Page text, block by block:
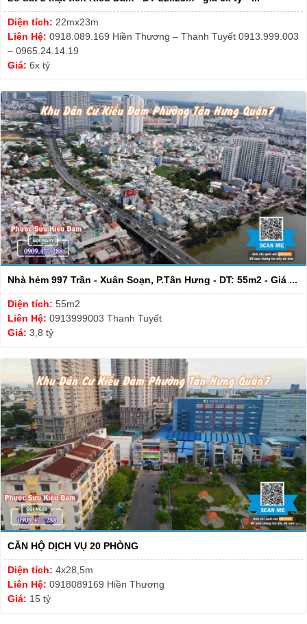
Diện tích: 22mx23m
Liên Hệ: 0918.089.169 Hiền Thương – Thanh Tuyết 0913.999.003
– 0965.24.14.19
Giá: 6x tỷ
Nhà hẻm 997 Trần - Xuân Soạn, P.Tân Hưng - DT: 55m2 - Giá ...
Diện tích: 55m2
Liên Hệ: 0913999003 Thanh Tuyết
Giá: 3,8 tỷ
CĂN HỘ DỊCH VỤ 20 PHÒNG
Diện tích: 4x28,5m
Liên Hệ: 0918089169 Hiền Thương
Giá: 15 tỷ